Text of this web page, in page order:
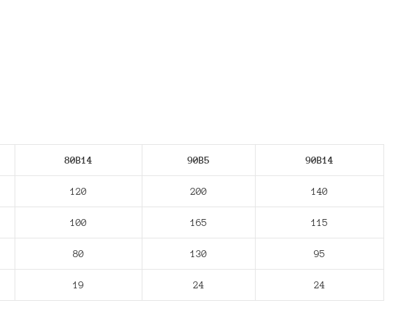
80В14 90В5 90В14
120 200 140
100 165 115
80 130 95
19 24 24